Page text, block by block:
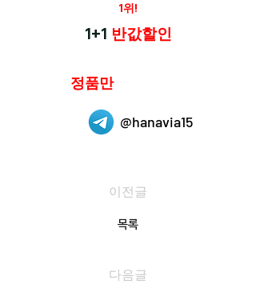
1위!
1+1 반값할인
정품만
@hanavia15
이전글
목록
다음글